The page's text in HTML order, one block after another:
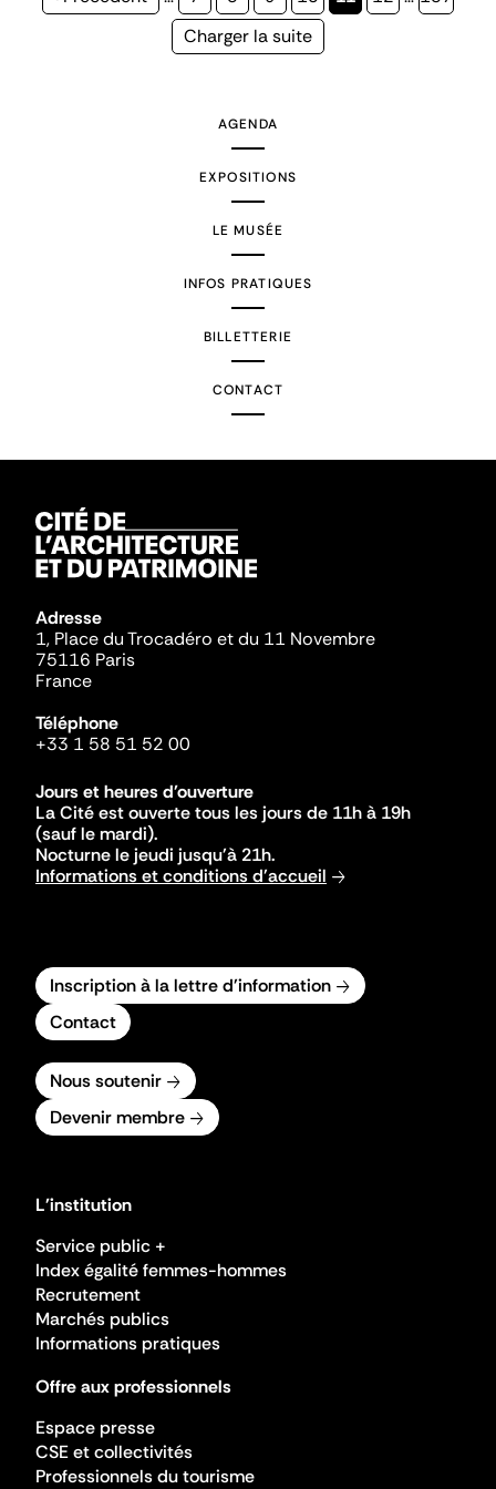
Page
Charger la suite
AGENDA
EXPOSITIONS
LE MUSÉE
INFOS PRATIQUES
BILLETTERIE
CONTACT
Adresse
1, Place du Trocadéro et du 11 Novembre
75116 Paris
France
Téléphone
+33 1 58 51 52 00
Jours et heures d'ouverture
La Cité est ouverte tous les jours de 11h à 19h
(sauf le mardi).
Nocturne le jeudi jusqu'à 21h.
Informations et conditions d'accueil
Inscription à la lettre d'information
Contact
Nous soutenir
Devenir membre
L'institution
Service public +
Index égalité femmes-hommes
Recrutement
Marchés publics
Informations pratiques
Offre aux professionnels
Espace presse
CSE et collectivités
Professionnels du tourisme